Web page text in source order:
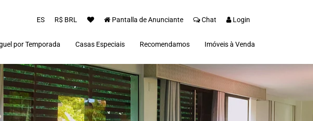
ES R$ BRL Pantalla de Anunciante Chat Login
por Temporada Casas Especiais
Praia do Espelho
Recomendamos Imóveis à Venda